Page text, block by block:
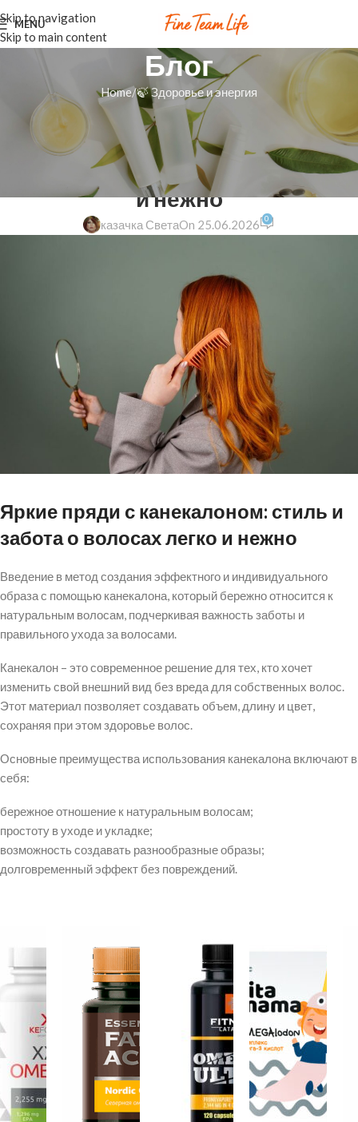
Skip to navigation
Skip to main content
MENU
Блог
Home 🍃 Здоровье и энергия
🍃 ЗДОРОВЬЕ И ЭНЕРГИЯ
Яркие пряди с канекалоном:
стиль и забота о волосах легко
и нежно
казачка СветаOn 25.06.2026 0
Яркие пряди с канекалоном: стиль и
забота о волосах легко и нежно
Введение в метод создания эффектного и индивидуального
образа с помощью канекалона, который бережно относится к
натуральным волосам, подчеркивая важность заботы и
правильного ухода за волосами.
Канекалон – это современное решение для тех, кто хочет
изменить свой внешний вид без вреда для собственных волос.
Этот материал позволяет создавать объем, длину и цвет,
сохраняя при этом здоровье волос.
Основные преимущества использования канекалона включают в
себя:
бережное отношение к натуральным волосам;
простоту в уходе и укладке;
возможность создавать разнообразные образы;
долговременный эффект без повреждений.